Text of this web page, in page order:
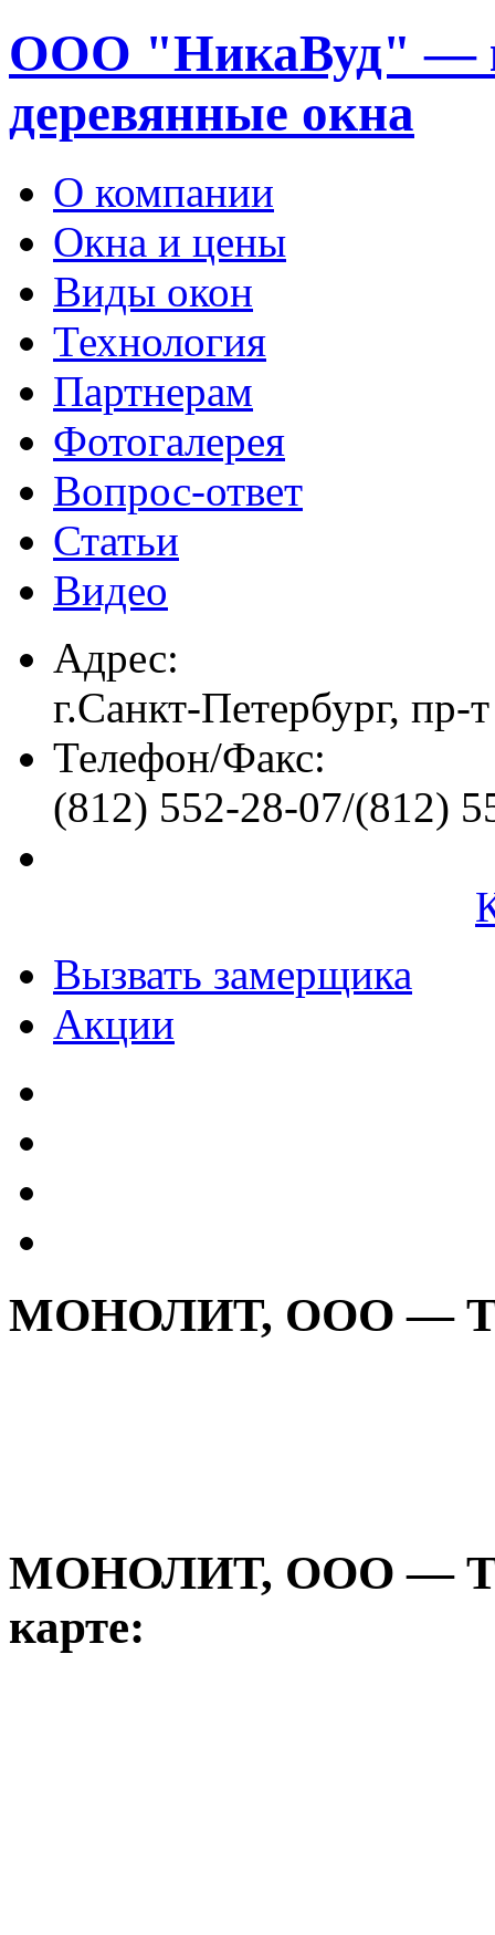
ООО "НикаВуд" —
деревянные окна
О компании
Окна и цены
Виды окон
Технология
Партнерам
Фотогалерея
Вопрос-ответ
Статьи
Видео
Адрес:
г.Санкт-Петербург, пр-
Телефон/Факс:
(812) 552-28-07/(812)
Вызвать замерщика
Акции
МОНОЛИТ, ООО —
МОНОЛИТ, ООО —
карте: